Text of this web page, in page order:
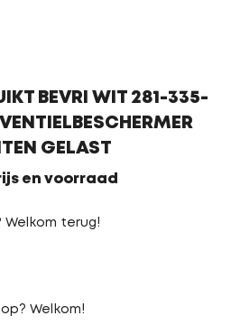
BEVRI WIT 281-335-
GELAST
en voorraad
Welkom terug!
Welkom!